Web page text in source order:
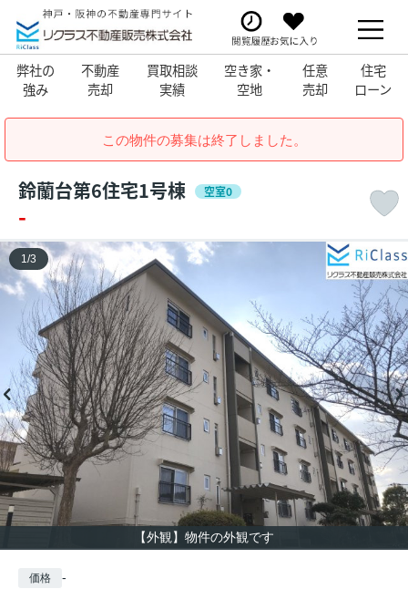
弊社の
強み
不動産
売却
買取相談
実績
空き家・
空地
任意
売却
住宅
ローン
この物件の募集は終了しました。
鈴蘭台第6住宅1号棟 空室0
-
【外観】物件の外観です
1/3
価格 -